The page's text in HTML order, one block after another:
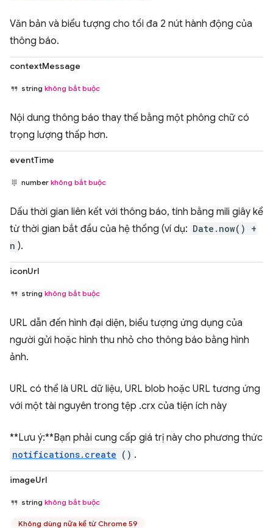
Văn bản và biểu tượng cho tối đa 2 nút hành động của
thông báo.
contextMessage
string không bắt buộc
Nội dung thông báo thay thế bằng một phông chữ có
trọng lượng thấp hơn.
eventTime
number không bắt buộc
Dấu thời gian liên kết với thông báo, tính bằng mili giây kể
từ thời gian bắt đầu của hệ thống (ví dụ: Date.now() +
n ).
iconUrl
string không bắt buộc
URL dẫn đến hình đại diện, biểu tượng ứng dụng của
người gửi hoặc hình thu nhỏ cho thông báo bằng hình
ảnh.
URL có thể là URL dữ liệu, URL blob hoặc URL tương ứng
với một tài nguyên trong tệp .crx của tiện ích này
**Lưu ý:**Bạn phải cung cấp giá trị này cho phương thức
notifications.create () .
imageUrl
string không bắt buộc
Không dùng nữa kể từ Chrome 59